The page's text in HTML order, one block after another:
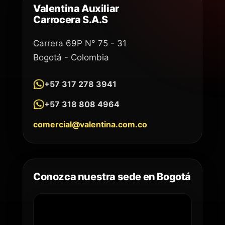
Valentina Auxiliar
Carrocera S.A.S
Carrera 69P N° 75 - 31
Bogotá - Colombia
+57 317 278 3941
+57 318 808 4964
comercial@valentina.com.co
Conozca nuestra sede en Bogotá